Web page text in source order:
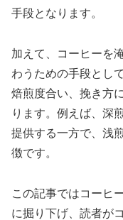
手段となります。
加えて、コーヒーを
わうための手段とし
焙煎度合い、挽き方
ります。例えば、深
提供する一方で、浅
徴です。
この記事ではコーヒ
に掘り下げ、読者が